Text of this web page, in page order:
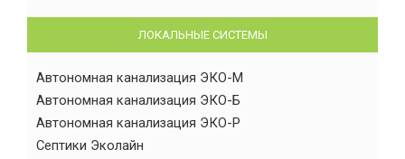
ЛОКАЛЬНЫЕ СИСТЕМЫ
Автономная канализация ЭКО-М
Автономная канализация ЭКО-Б
Автономная канализация ЭКО-Р
Септики Эколайн